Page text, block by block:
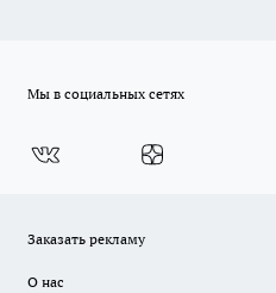
Мы в социальных сетях
Заказать рекламу
О нас